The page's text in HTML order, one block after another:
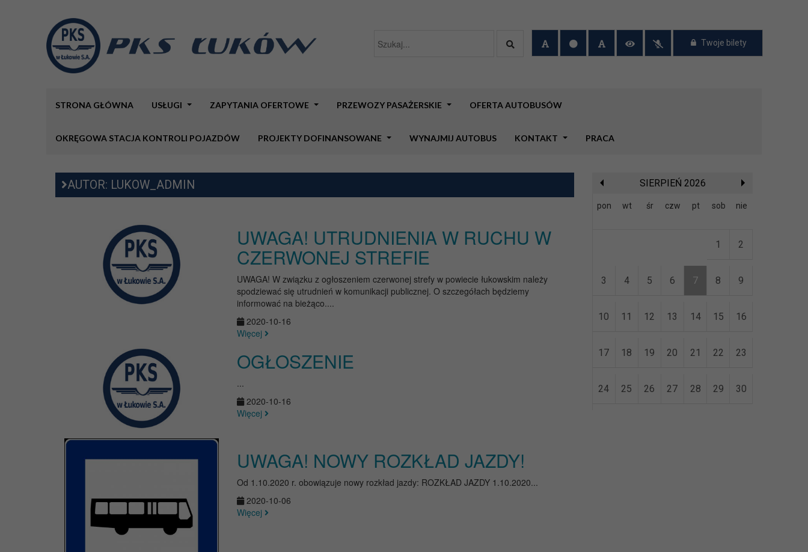
Twoje bilety
STRONA GŁÓWNA USŁUGI ZAPYTANIA OFERTOWE PRZEWOZY PASAŻERSKIE OFERTA AUTOBUSÓW
OKRĘGOWA STACJA KONTROLI POJAZDÓW PROJEKTY DOFINANSOWANE WYNAJMIJ AUTOBUS KONTAKT PRACA
AUTOR: LUKOW_ADMIN
UWAGA! UTRUDNIENIA W RUCHU W
CZERWONEJ STREFIE
UWAGA! W związku z ogłoszeniem czerwonej strefy w powiecie łukowskim należy
spodziewać się utrudnień w komunikacji publicznej. O szczegółach będziemy
informować na bieżąco....
2020-10-16
Więcej
OGŁOSZENIE
...
2020-10-16
Więcej
UWAGA! NOWY ROZKŁAD JAZDY!
Od 1.10.2020 r. obowiązuje nowy rozkład jazdy: ROZKŁAD JAZDY 1.10.2020...
2020-10-06
Więcej
SIERPIEŃ 2026
pon wt śr czw pt sob nie
1 2
3 4 5 6 7 8 9
10 11 12 13 14 15 16
17 18 19 20 21 22 23
24 25 26 27 28 29 30